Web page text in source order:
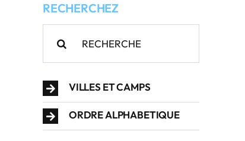
RECHERCHEZ
VILLES ET CAMPS
ORDRE ALPHABETIQUE